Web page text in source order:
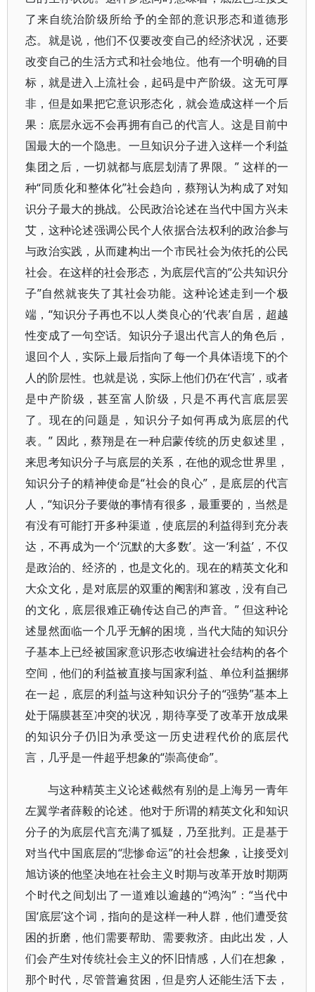
了来自统治阶级所给予的全部的意识形态和道德形
态。就是说，他们不仅要改变自己的经济状况，还要
改变自己的生活方式和社会地位。他有一个明确的目
标，就是进入上流社会，起码是中产阶级。这无可厚
非，但是如果把它意识形态化，就会造成这样一个后
果：底层永远不会再拥有自己的代言人。这是目前中
国最大的一个隐患。一旦知识分子进入这样一个利益
集团之后，一切就都与底层划清了界限。” 这样的一
种“同质化和整体化”社会趋向，蔡翔认为构成了对知
识分子最大的挑战。公民政治论述在当代中国方兴未
艾，这种论述强调公民个人依据合法权利的政治参与
与政治实践，从而建构出一个市民社会为依托的公民
社会。在这样的社会形态，为底层代言的“公共知识分
子”自然就丧失了其社会功能。这种论述走到一个极
端，“知识分子再也不以人类良心的‘代表’自居，超越
性变成了一句空话。知识分子退出代言人的角色后，
退回个人，实际上最后指向了每一个具体语境下的个
人的阶层性。也就是说，实际上他们仍在‘代言’，或者
是中产阶级，甚至富人阶级，只是不再代言底层罢
了。现在的问题是，知识分子如何再成为底层的代
表。” 因此，蔡翔是在一种启蒙传统的历史叙述里，
来思考知识分子与底层的关系，在他的观念世界里，
知识分子的精神使命是“社会的良心”，是底层的代言
人，“知识分子要做的事情有很多，最重要的，当然是
有没有可能打开多种渠道，使底层的利益得到充分表
达，不再成为一个‘沉默的大多数’。这一‘利益’，不仅
是政治的、经济的，也是文化的。现在的精英文化和
大众文化，是对底层的双重的阉割和篡改，没有自己
的文化，底层很难正确传达自己的声音。” 但这种论
述显然面临一个几乎无解的困境，当代大陆的知识分
子基本上已经被国家意识形态收编进社会结构的各个
空间，他们的利益被直接与国家利益、单位利益捆绑
在一起，底层的利益与这种知识分子的“强势”基本上
处于隔膜甚至冲突的状况，期待享受了改革开放成果
的知识分子仍旧为承受这一历史进程代价的底层代
言，几乎是一件超乎想象的“崇高使命”。
与这种精英主义论述截然有别的是上海另一青年
左翼学者薛毅的论述。他对于所谓的精英文化和知识
分子的为底层代言充满了狐疑，乃至批判。正是基于
对当代中国底层的“悲惨命运”的社会想象，让接受刘
旭访谈的他坚决地在社会主义时期与改革开放时期两
个时代之间划出了一道难以逾越的“鸿沟”：“当代中
国‘底层’这个词，指向的是这样一种人群，他们遭受贫
困的折磨，他们需要帮助、需要救济。由此出发，人
们会产生对传统社会主义的怀旧情感，人们在想象，
那个时代，尽管普遍贫困，但是穷人还能生活下去，